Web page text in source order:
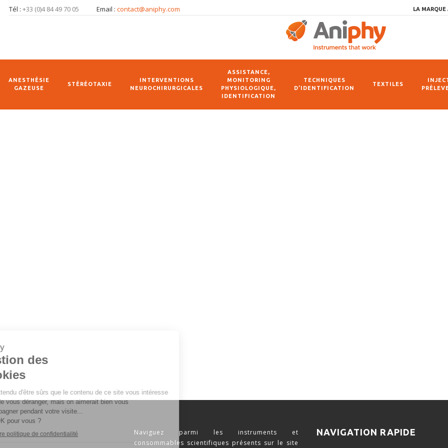
Tél : +33 (0)4 84 49 70 05 Email : contact@aniphy.com LA MARQUE
ANESTHÉSIE
GAZEUSE
STÉRÉOTAXIE
INTERVENTIONS
NEUROCHIRURGICALES
ASSISTANCE,
MONITORING
PHYSIOLOGIQUE,
IDENTIFICATION
TECHNIQUES
D’IDENTIFICATION
TEXTILES
Naviguez parmi les instruments et
consommables scientifiques présents sur le site
NAVIGATION RAPIDE